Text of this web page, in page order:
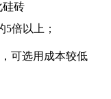
硅砖
5倍以上；
可选用成本较低